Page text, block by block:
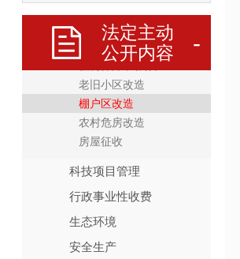
法定主动
公开内容
住房保障
保障性安居工程
住房保障“六公开”
老旧小区改造
棚户区改造
农村危房改造
房屋征收
科技项目管理
行政事业性收费
生态环境
安全生产